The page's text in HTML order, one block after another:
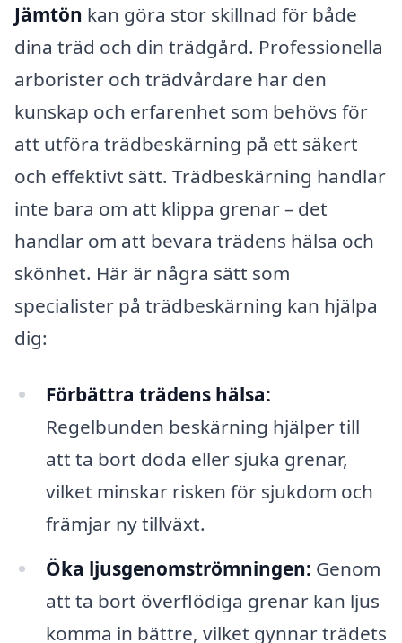
Jämtön kan göra stor skillnad för både
dina träd och din trädgård. Professionella
arborister och trädvårdare har den
kunskap och erfarenhet som behövs för
att utföra trädbeskärning på ett säkert
och effektivt sätt. Trädbeskärning handlar
inte bara om att klippa grenar – det
handlar om att bevara trädens hälsa och
skönhet. Här är några sätt som
specialister på trädbeskärning kan hjälpa
dig:
Förbättra trädens hälsa:
Regelbunden beskärning hjälper till
att ta bort döda eller sjuka grenar,
vilket minskar risken för sjukdom och
främjar ny tillväxt.
Öka ljusgenomströmningen: Genom
att ta bort överflödiga grenar kan ljus
komma in bättre, vilket gynnar trädets